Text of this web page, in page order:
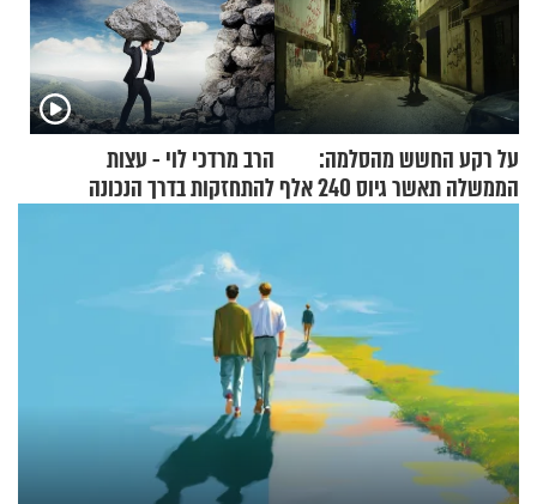
על רקע החשש מהסלמה:
הממשלה תאשר גיוס 240 אלף
הרב מרדכי לוי - עצות
להתחזקות בדרך הנכונה